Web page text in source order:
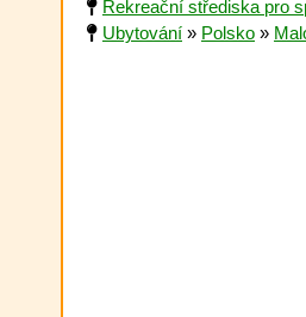
Rekreační střediska pro
Ubytování » Polsko »